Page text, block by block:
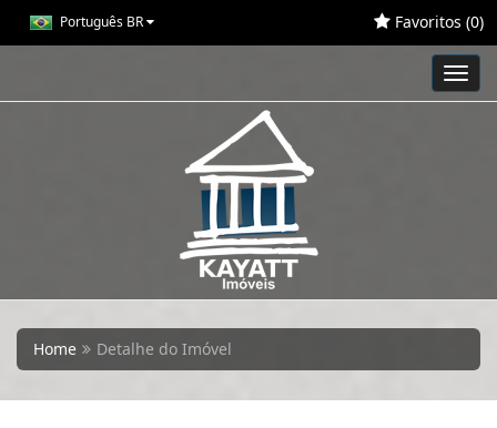
Português BR Favoritos (0)
Home Detalhe do Imóvel